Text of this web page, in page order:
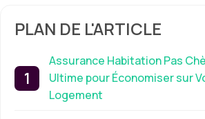
PLAN DE L'ARTICLE
Assurance Habitation Pas
Ultime pour Économiser sur
Logement